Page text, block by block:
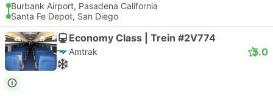
Burbank Airport, Pasadena California
Santa Fe Depot, San Diego
Economy Class | Trein #2V774
Amtrak 5.0